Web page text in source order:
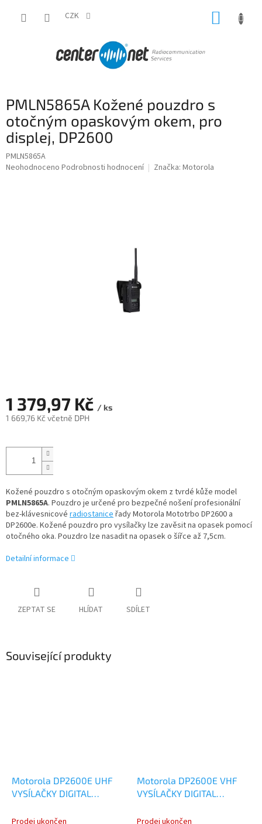
CZK
PMLN5865A Kožené pouzdro s
otočným opaskovým okem, pro
displej, DP2600
PMLN5865A
Průměrné
Neohodnoceno Podrobnosti hodnocení Značka: Motorola
1 379,97 Kč / ks
1 669,76 Kč včetně DPH
cena:
Kožené pouzdro s otočným opaskovým okem z tvrdé kůže model
PMLN5865A. Pouzdro je určené pro bezpečné nošení profesionální
bez-klávesnicové radiostaniceřady Motorola Mototrbo DP2600 a
DP2600e. Kožené pouzdro pro vysílačky lze zavěsit na opasek pomocí
otočného oka. Pouzdro lze nasadit na opasek o šířce až 7,5cm.
Detailní informace
ZEPTAT SE HLÍDAT SDÍLET
Související produkty
Motorola DP2600E UHF
VYSÍLAČKY DIGITAL
MDH02RDH9VA1AN
Prodej ukončen
Motorola DP2600E VHF
VYSÍLAČKY DIGITAL
MDH02JDH9VA1AN
Prodej ukončen